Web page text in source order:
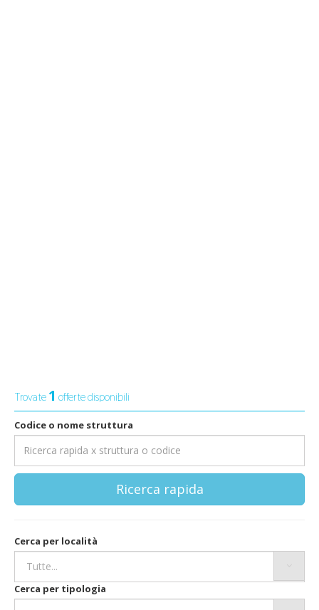
Trovate1 offerte disponibili
Codice o nome struttura
Ricerca rapida
Cerca per località
Cerca per tipologia